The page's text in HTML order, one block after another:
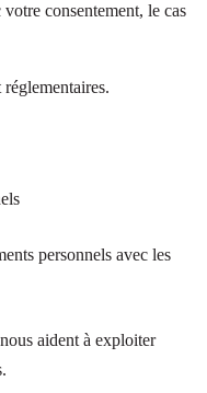
consentement, le cas
personnels avec les
aident à exploiter